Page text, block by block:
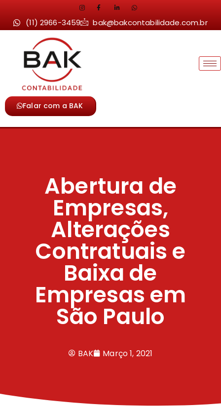
(11) 2966-3459 bak@bakcontabilidade.com.br
Falar com a BAK
Abertura de
Empresas,
Alterações
Contratuais e
Baixa de
Empresas em
São Paulo
BAK Março 1, 2021